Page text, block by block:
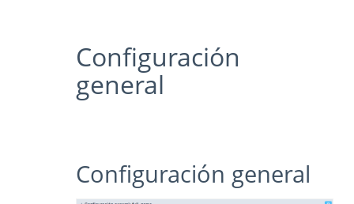
Configuración
general
Configuración general